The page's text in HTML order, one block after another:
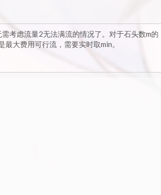
考虑流量2无法满流的情况了。对于石头数m的
大费用可行流，需要实时取min。